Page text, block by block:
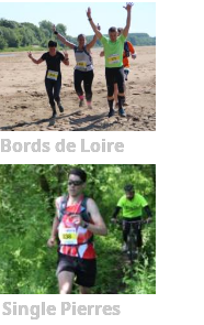
Bords de Loire
Single Pierres